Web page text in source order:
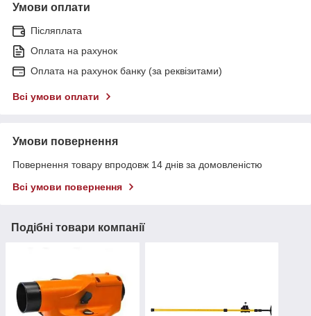
Умови оплати
Післяплата
Оплата на рахунок
Оплата на рахунок банку (за реквізитами)
Всі умови оплати
Умови повернення
Повернення товару впродовж 14 днів за домовленістю
Всі умови повернення
Подібні товари компанії